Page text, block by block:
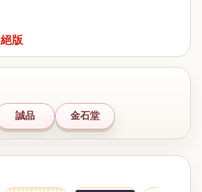
絕版
誠品 金石堂